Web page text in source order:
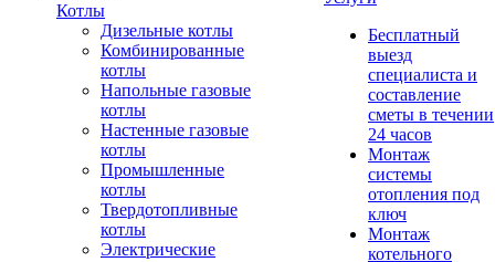
Котлы
Дизельные котлы
Комбинированные
котлы
Напольные газовые
котлы
Настенные газовые
котлы
Промышленные
котлы
Твердотопливные
котлы
Электрические
Бесплатный
выезд
специалиста и
составление
сметы в течении
24 часов
Монтаж
системы
отопления под
ключ
Монтаж
котельного